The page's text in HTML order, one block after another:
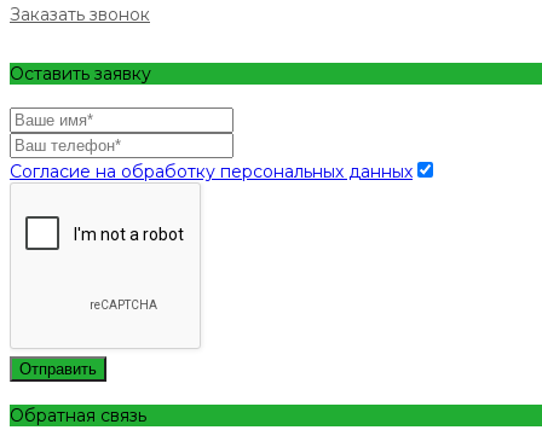
Заказать звонок
Оставить заявку
Согласие на обработку персональных данных
Отправить
Обратная связь